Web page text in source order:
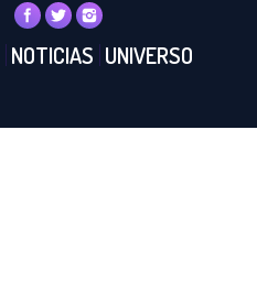
NOTICIAS UNIVERSO